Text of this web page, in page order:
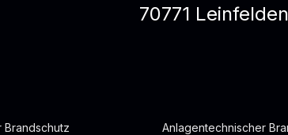
70771
Brandschutz Anlagentechnischer